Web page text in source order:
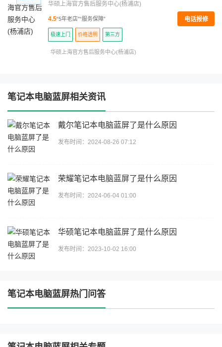
华硕上海官方售后服务中心(杨浦店)
4.5“5年老店”“服务保障”
极速上门 价格透明 第三方
华硕上海官方售后服务中心(杨浦店)
电话报修
笔记本电脑蓝屏相关资讯
戴尔笔记本电脑蓝屏了是什么原因
发布时间：2024-08-26 07:12
荣耀笔记本电脑蓝屏了是什么原因
发布时间：2024-06-04 01:00
华硕笔记本电脑蓝屏了是什么原因
发布时间：2023-10-02 16:00
笔记本电脑蓝屏热门问答